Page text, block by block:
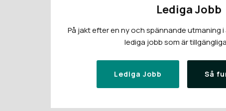
Lediga Jobb
På jakt efter en ny och spännande utmaning
lediga jobb som är
Lediga Jobb Så